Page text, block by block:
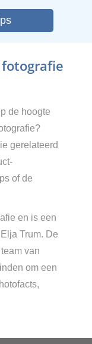
de hoogte
gerelateerd
of de
en is een
Trum. De
van
om een